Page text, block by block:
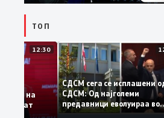
ТОП
12:30
на
СДСМ сега се
СДСМ: Од најголеми
предавници
најголеми патриоти